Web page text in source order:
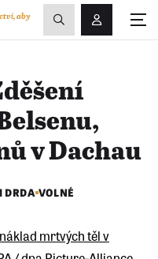
Přihlášení/
aby
Zobrazit
vyhledávání
v Dachau
DRDA VOLNÉ